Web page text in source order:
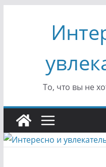
содержимому
То, что вы не